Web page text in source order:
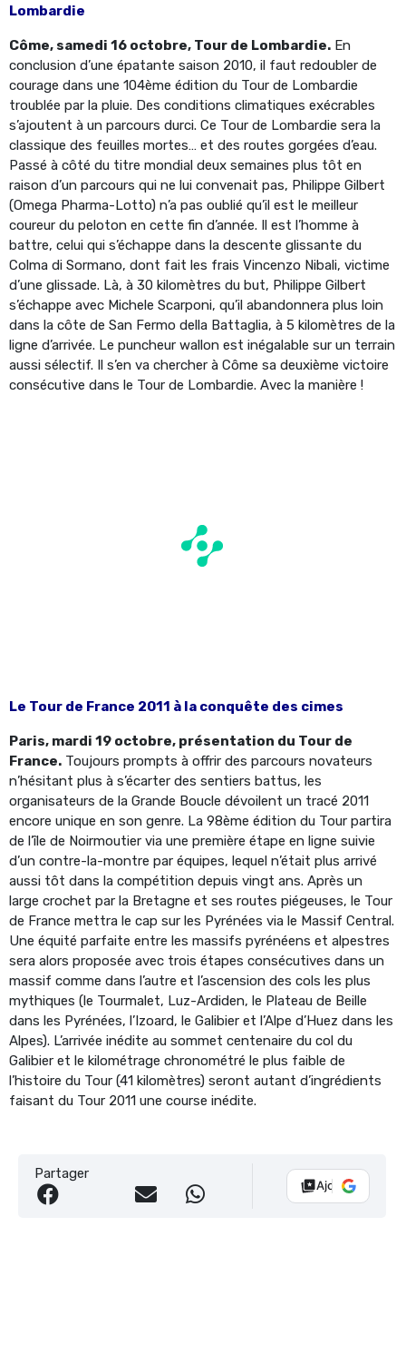
Lombardie
Côme, samedi 16 octobre, Tour de Lombardie. En
conclusion d’une épatante saison 2010, il faut redoubler de
courage dans une 104ème édition du Tour de Lombardie
troublée par la pluie. Des conditions climatiques exécrables
s’ajoutent à un parcours durci. Ce Tour de Lombardie sera la
classique des feuilles mortes… et des routes gorgées d’eau.
Passé à côté du titre mondial deux semaines plus tôt en
raison d’un parcours qui ne lui convenait pas, Philippe Gilbert
(Omega Pharma-Lotto) n’a pas oublié qu’il est le meilleur
coureur du peloton en cette fin d’année. Il est l’homme à
battre, celui qui s’échappe dans la descente glissante du
Colma di Sormano, dont fait les frais Vincenzo Nibali, victime
d’une glissade. Là, à 30 kilomètres du but, Philippe Gilbert
s’échappe avec Michele Scarponi, qu’il abandonnera plus loin
dans la côte de San Fermo della Battaglia, à 5 kilomètres de la
ligne d’arrivée. Le puncheur wallon est inégalable sur un terrain
aussi sélectif. Il s’en va chercher à Côme sa deuxième victoire
consécutive dans le Tour de Lombardie. Avec la manière !
Le Tour de France 2011 à la conquête des cimes
Paris, mardi 19 octobre, présentation du Tour de
France. Toujours prompts à offrir des parcours novateurs
n’hésitant plus à s’écarter des sentiers battus, les
organisateurs de la Grande Boucle dévoilent un tracé 2011
encore unique en son genre. La 98ème édition du Tour partira
de l’île de Noirmoutier via une première étape en ligne suivie
d’un contre-la-montre par équipes, lequel n’était plus arrivé
aussi tôt dans la compétition depuis vingt ans. Après un
large crochet par la Bretagne et ses routes piégeuses, le Tour
de France mettra le cap sur les Pyrénées via le Massif Central.
Une équité parfaite entre les massifs pyrénéens et alpestres
sera alors proposée avec trois étapes consécutives dans un
massif comme dans l’autre et l’ascension des cols les plus
mythiques (le Tourmalet, Luz-Ardiden, le Plateau de Beille
dans les Pyrénées, l’Izoard, le Galibier et l’Alpe d’Huez dans les
Alpes). L’arrivée inédite au sommet centenaire du col du
Galibier et le kilométrage chronométré le plus faible de
l’histoire du Tour (41 kilomètres) seront autant d’ingrédients
faisant du Tour 2011 une course inédite.
Partager
Ajouter Vélo